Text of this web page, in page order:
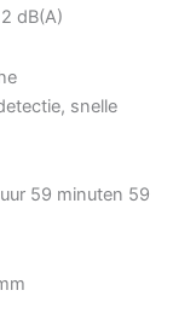
dB(A)
snelle
59 minuten 59